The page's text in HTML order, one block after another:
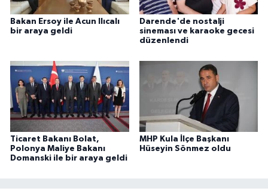
Bakan Ersoy ile Acun Ilıcalı
bir araya geldi
Darende'de nostalji
sineması ve karaoke gecesi
düzenlendi
Ticaret Bakanı Bolat,
Polonya Maliye Bakanı
Domanski ile bir araya geldi
MHP Kula İlçe Başkanı
Hüseyin Sönmez oldu